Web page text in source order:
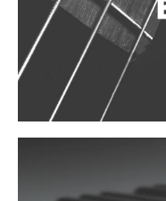
Accesorios
Micrófonos
Mano alámbrico
Instrumento alámbrico
Inalámbrico de mano
Inalámbrico para